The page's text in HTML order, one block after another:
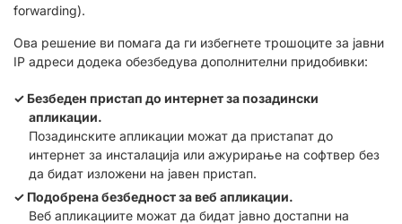
forwarding).
Ова решение ви помага да ги избегнете трошоците за јавни
IP адреси додека обезбедува дополнителни придобивки:
Безбеден пристап до интернет за позадински
апликации.
Позадинските апликации можат да пристапат до
интернет за инсталација или ажурирање на софтвер без
да бидат изложени на јавен пристап.
Подобрена безбедност за веб апликации.
Веб апликациите можат да бидат јавно достапни на